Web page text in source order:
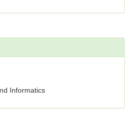
Informatics